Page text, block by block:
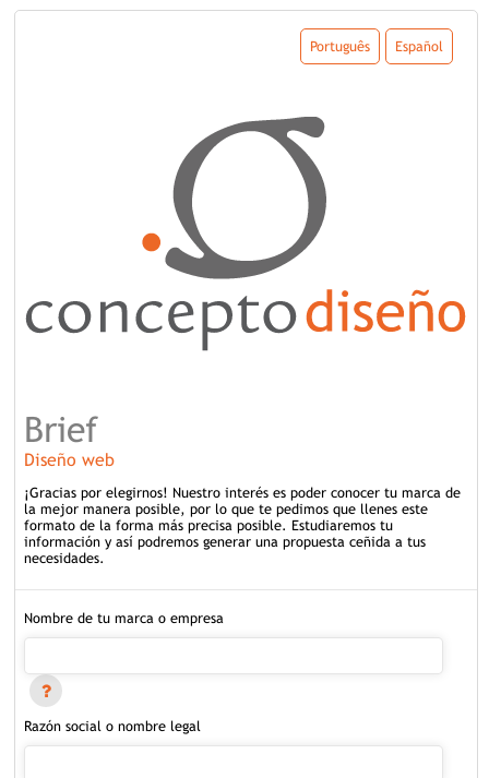
Español
Português
Brief
Diseño web
¡Gracias por elegirnos! Nuestro interés es poder conocer tu marca de
la mejor manera posible, por lo que te pedimos que llenes este
formato de la forma más precisa posible. Estudiaremos tu
información y así podremos generar una propuesta ceñida a tus
necesidades.
Nombre de tu marca o empresa
Razón social o nombre legal